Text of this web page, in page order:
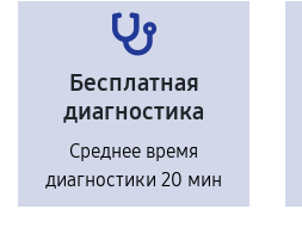
Бесплатная
диагностика
Среднее время
диагностики 20 мин